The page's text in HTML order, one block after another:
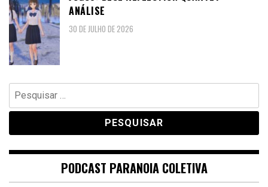
ANÁLISE
30 DE JULHO DE 2026
Pesquisar
por:
PODCAST PARANOIA COLETIVA